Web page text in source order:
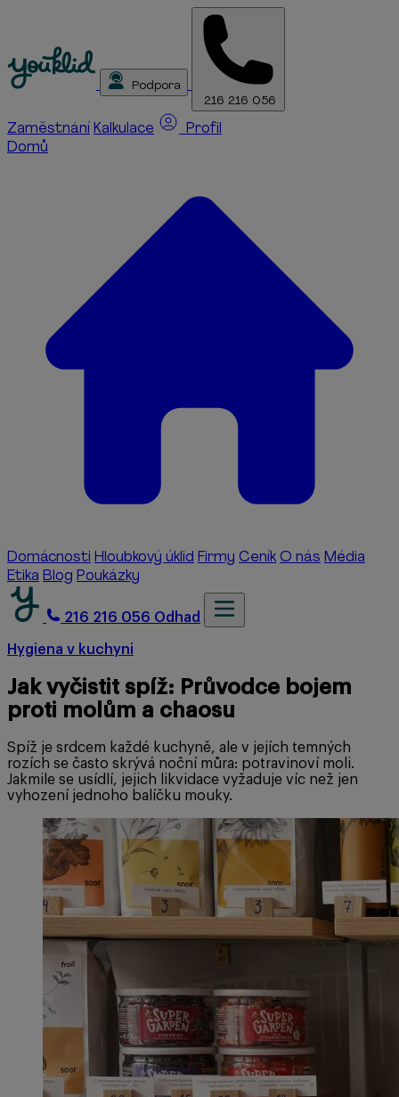
Podpora
216 216 056
Zaměstnání Kalkulace
Profil
Domů
Domácnosti Hloubkový úklid Firmy Ceník O nás Média
Etika Blog Poukázky
216 216 056 Odhad
Hygiena v kuchyni
Jak vyčistit spíž: Průvodce bojem
proti molům a chaosu
Spíž je srdcem každé kuchyně, ale v jejích temných
rozích se často skrývá noční můra: potravinoví moli.
Jakmile se usídlí, jejich likvidace vyžaduje víc než jen
vyhození jednoho balíčku mouky.